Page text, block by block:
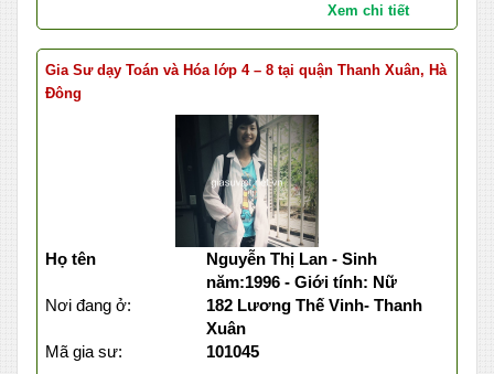
Xem chi tiết
Gia Sư dạy Toán và Hóa lớp 4 – 8 tại quận Thanh Xuân, Hà
Đông
Họ tên
Nguyễn Thị Lan - Sinh
năm:1996 - Giới tính: Nữ
Nơi đang ở:
182 Lương Thế Vinh- Thanh
Xuân
Mã gia sư:
101045